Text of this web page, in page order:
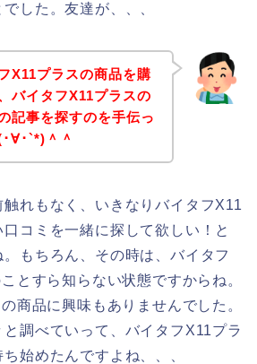
した。友達が、、、
X11プラスの商品を購
バイタフX11プラスの
記事を探すのを手伝っ
∀･`*)＾＾
れもなく、いきなりバイタフX11
コミを一緒に探して欲しい！と
もちろん、その時は、バイタフ
とすら知らない状態ですからね。
商品に興味もありませんでした。
調べていって、バイタフX11プラ
始めたんですよね、、、